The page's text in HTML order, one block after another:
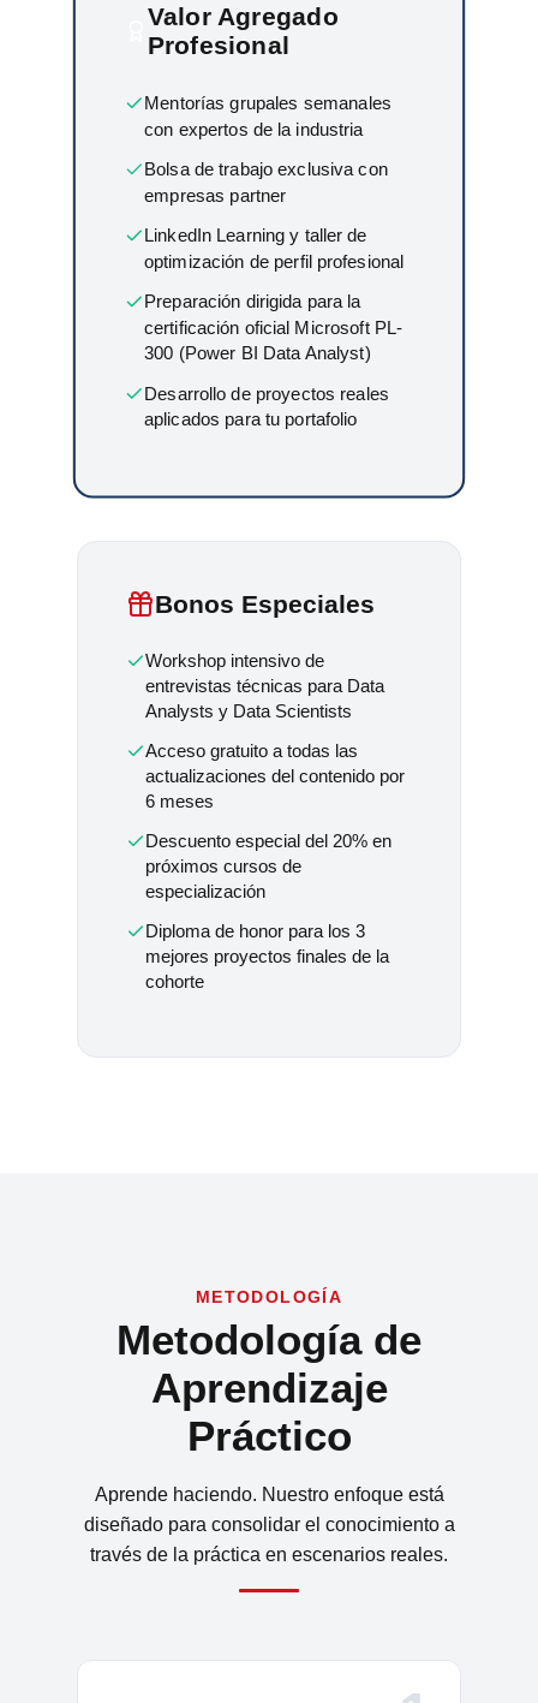
Valor Agregado
Profesional
Mentorías grupales semanales
con expertos de la industria
Bolsa de trabajo exclusiva con
empresas partner
LinkedIn Learning y taller de
optimización de perfil profesional
Preparación dirigida para la
certificación oficial Microsoft PL-
300 (Power BI Data Analyst)
Desarrollo de proyectos reales
aplicados para tu portafolio
Bonos Especiales
Workshop intensivo de
entrevistas técnicas para Data
Analysts y Data Scientists
Acceso gratuito a todas las
actualizaciones del contenido por
6 meses
Descuento especial del 20% en
próximos cursos de
especialización
Diploma de honor para los 3
mejores proyectos finales de la
cohorte
METODOLOGÍA
Metodología de
Aprendizaje
Práctico
Aprende haciendo. Nuestro enfoque está
diseñado para consolidar el conocimiento a
través de la práctica en escenarios reales.